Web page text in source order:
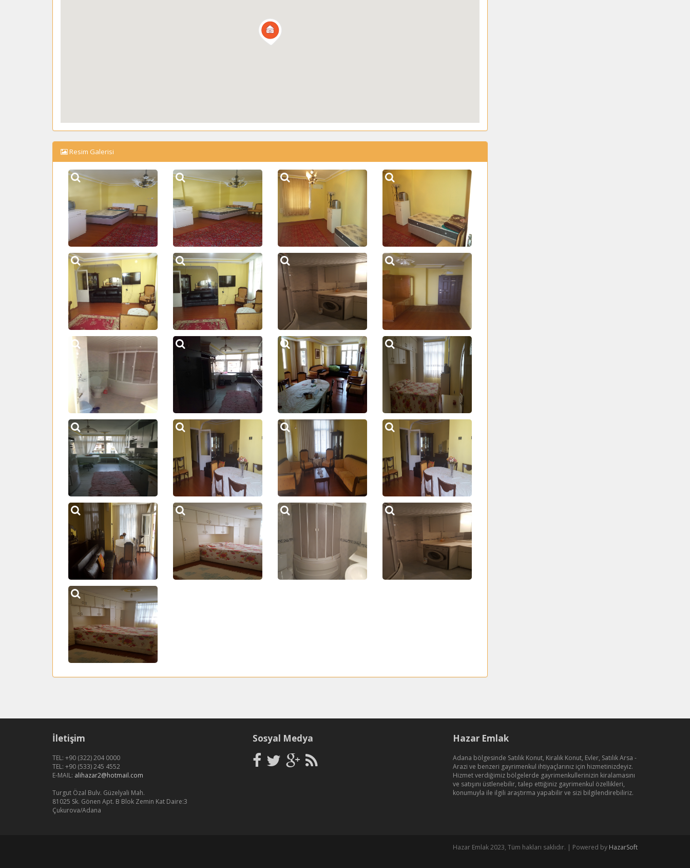
Resim Galerisi
İletişim
TEL: +90 (322) 204 0000
TEL: +90 (533) 245 4552
E-MAIL: alihazar2@hotmail.com
Turgut Özal Bulv. Güzelyali Mah.
81025 Sk. Gönen Apt. B Blok Zemin Kat Daire:3
Çukurova/Adana
Sosyal Medya Hazar Emlak
Adana bölgesinde Satılık Konut, Kiralık Konut, Evler, Satılık Arsa -
Arazi ve benzeri gayrimenkul ihtiyaçlarınız için hizmetinizdeyiz.
Hizmet verdiğimiz bölgelerde gayrimenkullerinizin kiralamasını
ve satışını üstlenebilir, talep ettiğiniz gayrimenkul özellikleri,
konumuyla ile ilgili araştırma yapabilir ve sizi bilgilendirebiliriz.
Hazar Emlak 2023, Tüm hakları saklıdır. | Powered by HazarSoft